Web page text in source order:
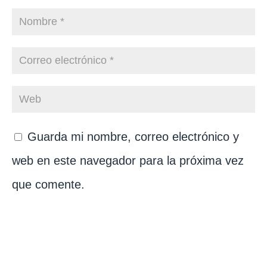
Guarda mi nombre, correo electrónico y
web en este navegador para la próxima vez
que comente.